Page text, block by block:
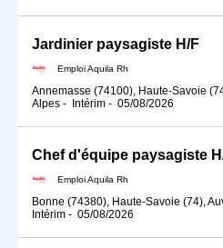
Jardinier paysagiste H/F
Emploi Aquila Rh
Annemasse (74100), Haute-Savoie
Alpes - Intérim - 05/08/2026
Chef d'équipe paysagiste
Emploi Aquila Rh
Bonne (74380), Haute-Savoie (74),
Intérim - 05/08/2026